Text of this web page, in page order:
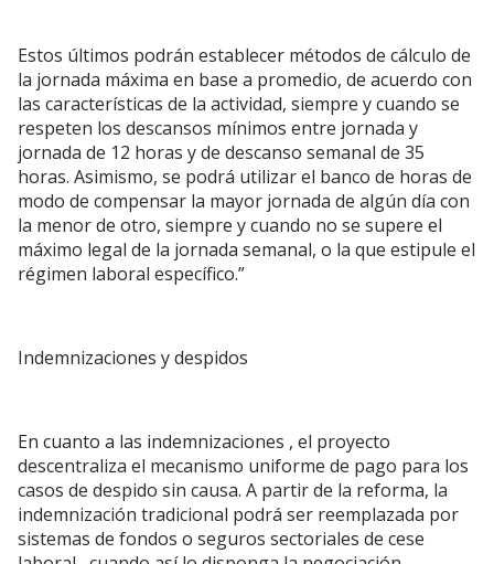
Estos últimos podrán establecer métodos de cálculo de
la jornada máxima en base a promedio, de acuerdo con
las características de la actividad, siempre y cuando se
respeten los descansos mínimos entre jornada y
jornada de 12 horas y de descanso semanal de 35
horas. Asimismo, se podrá utilizar el banco de horas de
modo de compensar la mayor jornada de algún día con
la menor de otro, siempre y cuando no se supere el
máximo legal de la jornada semanal, o la que estipule el
régimen laboral específico.”
Indemnizaciones y despidos
En cuanto a las indemnizaciones , el proyecto
descentraliza el mecanismo uniforme de pago para los
casos de despido sin causa. A partir de la reforma, la
indemnización tradicional podrá ser reemplazada por
sistemas de fondos o seguros sectoriales de cese